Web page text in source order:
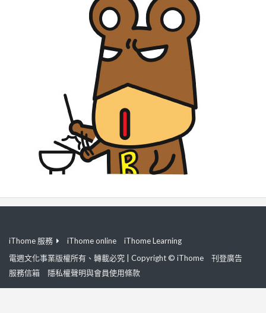
iThome 服務 iThome online
iThome Learning
電週文化事業版權所有、轉載必究 | Copyright © iThome
刊登廣告
服務信箱
隱私權聲明與會員使用條款